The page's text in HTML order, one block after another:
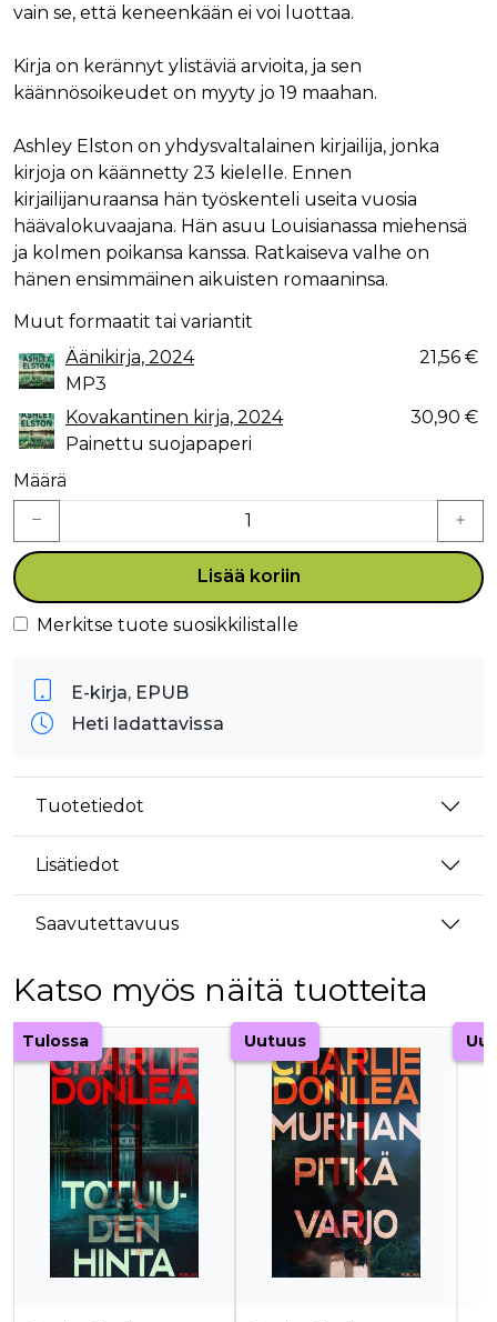
vain se, että keneenkään ei voi luottaa.
Kirja on kerännyt ylistäviä arvioita, ja sen
käännösoikeudet on myyty jo 19 maahan.
Ashley Elston on yhdysvaltalainen kirjailija, jonka
kirjoja on käännetty 23 kielelle. Ennen
kirjailijanuraansa hän työskenteli useita vuosia
häävalokuvaajana. Hän asuu Louisianassa miehensä
ja kolmen poikansa kanssa. Ratkaiseva valhe on
hänen ensimmäinen aikuisten romaaninsa.
Muut formaatit tai variantit
Äänikirja, 2024
MP3
21,56 €
Kovakantinen kirja, 2024
Painettu suojapaperi
30,90 €
Määrä
Lisää koriin
Merkitse tuote suosikkilistalle
E-kirja, EPUB
Heti ladattavissa
Tuotetiedot
Lisätiedot
Saavutettavuus
Katso myös näitä tuotteita
Tuoteluettelon alku
Tulossa Uutuus